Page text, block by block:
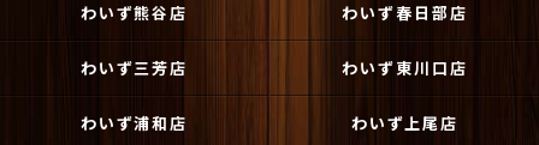
わいず熊谷店 わいず春日部店
わいず三芳店 わいず東川口店
わいず浦和店 わいず上尾店